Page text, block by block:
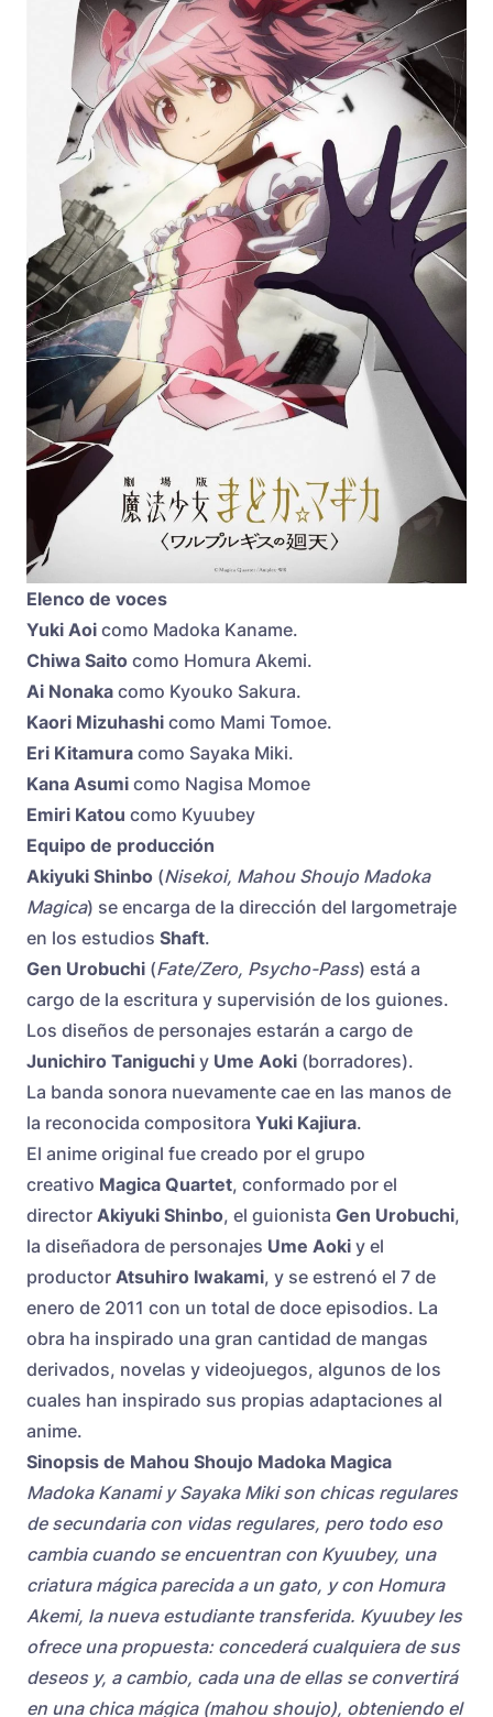
Elenco de voces
Yuki Aoi como Madoka Kaname.
Chiwa Saito como Homura Akemi.
Ai Nonaka como Kyouko Sakura.
Kaori Mizuhashi como Mami Tomoe.
Eri Kitamura como Sayaka Miki.
Kana Asumi como Nagisa Momoe
Emiri Katou como Kyuubey
Equipo de producción
Akiyuki Shinbo (Nisekoi, Mahou Shoujo Madoka
Magica) se encarga de la dirección del largometraje
en los estudios Shaft.
Gen Urobuchi (Fate/Zero, Psycho-Pass) está a
cargo de la escritura y supervisión de los guiones.
Los diseños de personajes estarán a cargo de
Junichiro Taniguchi y Ume Aoki (borradores).
La banda sonora nuevamente cae en las manos de
la reconocida compositora Yuki Kajiura.
El anime original fue creado por el grupo
creativo Magica Quartet, conformado por el
director Akiyuki Shinbo, el guionista Gen Urobuchi,
la diseñadora de personajes Ume Aoki y el
productor Atsuhiro Iwakami, y se estrenó el 7 de
enero de 2011 con un total de doce episodios. La
obra ha inspirado una gran cantidad de mangas
derivados, novelas y videojuegos, algunos de los
cuales han inspirado sus propias adaptaciones al
anime.
Sinopsis de Mahou Shoujo Madoka Magica
Madoka Kanami y Sayaka Miki son chicas regulares
de secundaria con vidas regulares, pero todo eso
cambia cuando se encuentran con Kyuubey, una
criatura mágica parecida a un gato, y con Homura
Akemi, la nueva estudiante transferida. Kyuubey les
ofrece una propuesta: concederá cualquiera de sus
deseos y, a cambio, cada una de ellas se convertirá
en una chica mágica (mahou shoujo), obteniendo el